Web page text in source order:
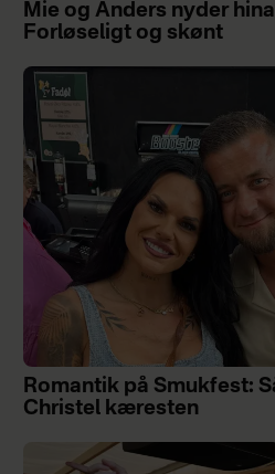
Mie og Anders nyder
Forløseligt og skønt
Romantik på Smukfest:
Christel kæresten